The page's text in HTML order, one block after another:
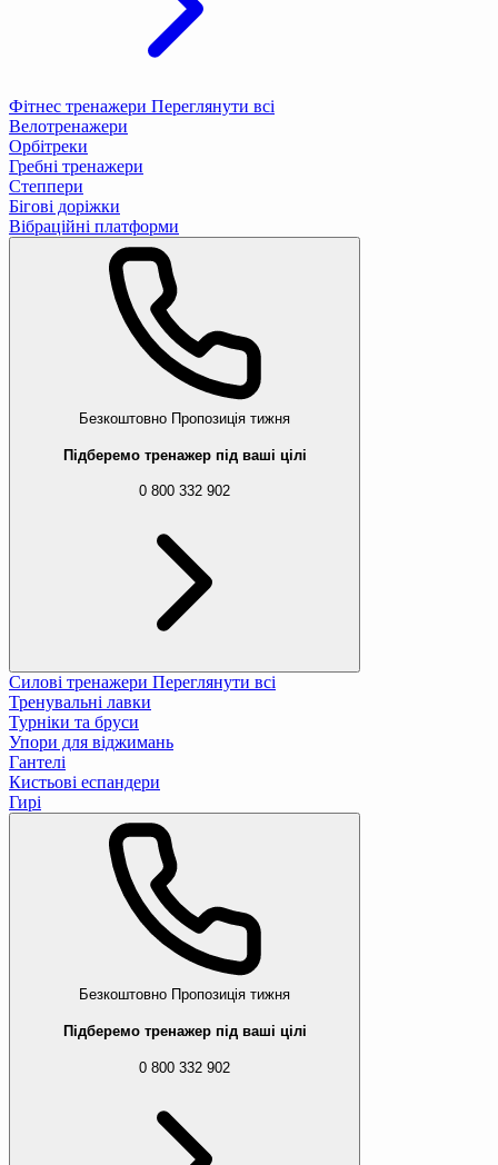
Фітнес тренажери Переглянути всі
Велотренажери
Орбітреки
Гребні тренажери
Степпери
Бігові доріжки
Вібраційні платформи
Безкоштовно Пропозиція тижня
Підберемо тренажер під ваші цілі
0 800 332 902
Силові тренажери Переглянути всі
Тренувальні лавки
Турніки та бруси
Упори для віджимань
Гантелі
Кистьові еспандери
Гирі
Безкоштовно Пропозиція тижня
Підберемо тренажер під ваші цілі
0 800 332 902